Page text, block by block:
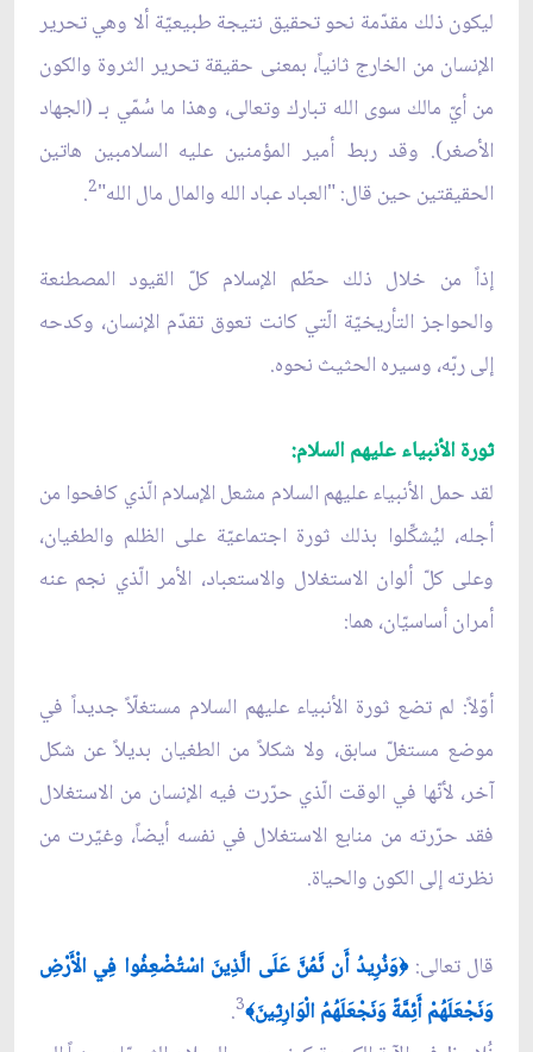
ليكون ذلك مقدّمة نحو تحقيق نتيجة طبيعيّة ألا وهي تحرير
الإنسان من الخارج ثانياً، بمعنى حقيقة تحرير الثروة والكون
من أيّ مالك سوى الله تبارك وتعالى، وهذا ما سُمّي بـ (الجهاد
الأصغر). وقد ربط أمير المؤمنين عليه السلامبين هاتين
الحقيقتين حين قال: "العباد عباد الله والمال مال الله"2
.
إذاً من خلال ذلك حطّم الإسلام كلّ القيود المصطنعة
والحواجز التأريخيّة الّتي كانت تعوق تقدّم الإنسان، وكدحه
إلى ربّه، وسيره الحثيث نحوه.
ثورة الأنبياء عليهم السلام:
لقد حمل الأنبياء عليهم السلام مشعل الإسلام الّذي كافحوا من
أجله، ليُشكِّلوا بذلك ثورة اجتماعيّة على الظلم والطغيان،
وعلى كلّ ألوان الاستغلال والاستعباد، الأمر الّذي نجم عنه
أمران أساسيّان، هما:
أوّلاً: لم تضع ثورة الأنبياء عليهم السلام مستغلّاً جديداً في
موضع مستغلّ سابق، ولا شكلاً من الطغيان بديلاً عن شكل
آخر، لأنّها في الوقت الّذي حرّرت فيه الإنسان من الاستغلال
فقد حرّرته من منابع الاستغلال في نفسه أيضاً، وغيّرت من
نظرته إلى الكون والحياة.
قال تعالى:﴿وَنُرِيدُ أَن نَّمُنَّ عَلَى الَّذِينَ اسْتُضْعِفُوا فِي الْأَرْضِ
وَنَجْعَلَهُمْ أَئِمَّةً وَنَجْعَلَهُمُ الْوَارِثِينَ﴾3
.